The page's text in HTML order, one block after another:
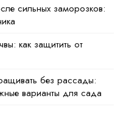
сильных заморозков:
как защитить от
без рассады:
варианты для сада